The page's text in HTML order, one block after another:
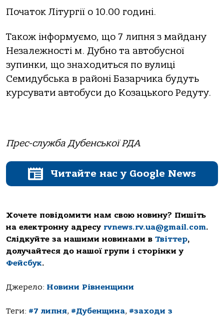
Початок Літургії о 10.00 годині.
Також інформуємо, що 7 липня з майдану
Незалежності м. Дубно та автобусної
зупинки, що знаходиться по вулиці
Семидубська в районі Базарчика будуть
курсувати автобуси до Козацького Редуту.
Прес-служба Дубенської РДА
Читайте нас у Google News
Хочете повідомити нам свою новину? Пишіть
на електронну адресу rvnews.rv.ua@gmail.com.
Слідкуйте за нашими новинами в Твіттер,
долучайтеся до нашої групи і сторінки у
Фейсбук.
Джерело: Новини Рівненщини
Теги: #7 липня, #Дубенщина, #заходи з